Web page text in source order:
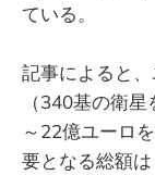
ている。
記事によると
（340基の衛
～22億ユーロ
要となる総額